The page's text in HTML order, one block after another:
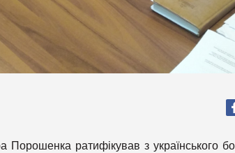
Порошенка ратифікував з українського